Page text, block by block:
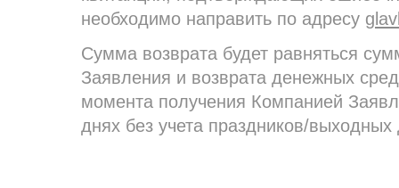
необходимо направить по адресу
Сумма возврата будет равняться
Заявления и возврата денежных
момента получения Компанией
днях без учета праздников/выходных